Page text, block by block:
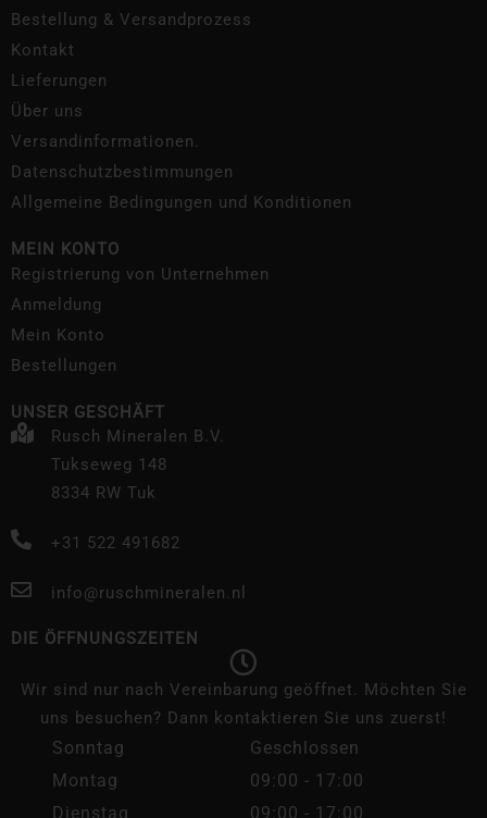
Bestellung & Versandprozess
Kontakt
Lieferungen
Über uns
Versandinformationen.
Datenschutzbestimmungen
Allgemeine Bedingungen und Konditionen
MEIN KONTO
Registrierung von Unternehmen
Anmeldung
Mein Konto
Bestellungen
UNSER GESCHÄFT
Rusch Mineralen B.V.
Tukseweg 148
8334 RW Tuk
+31 522 491682
info@ruschmineralen.nl
DIE ÖFFNUNGSZEITEN
Wir sind nur nach Vereinbarung geöffnet. Möchten Sie
uns besuchen? Dann kontaktieren Sie uns zuerst!
Sonntag
Geschlossen
Montag
09:00 - 17:00
Dienstag
09:00 - 17:00